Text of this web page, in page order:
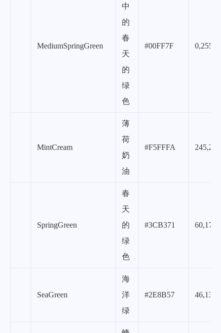
MediumSpringGreen
中
的
春
天
的
绿
色
#00FF7F
MintCream
薄
荷
奶
油
#F5FFFA
SpringGreen
春
天
的
绿
色
#3CB371
SeaGreen
海
洋
绿
#2E8B57